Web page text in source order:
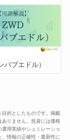
バブエドル）
的としたものです。掲載
ありません。投資には価格
用実績やシュミレーショ
情報の正確性・最新性に